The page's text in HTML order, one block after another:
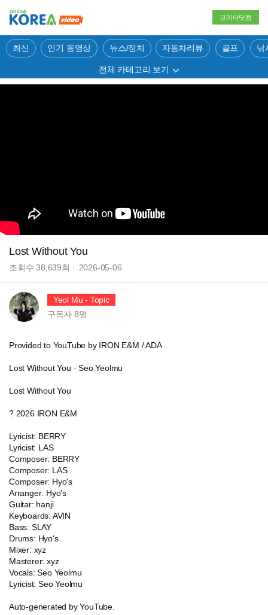
코리아닷컴
최신 인기 동영상 뉴스/정치 자동차리뷰 골프 낚
전체 카테고리 보기
Lost Without You
조회수38,639회 2026-05-06
Yeol Mu - Topic
구독자8명
Provided to YouTube by IRON E&M / ADA
Lost Without You · Seo Yeolmu
Lost Without You
? 2026 IRON E&M
Lyricist: BERRY
Lyricist: LAS
Composer: BERRY
Composer: LAS
Composer: Hyo's
Arranger: Hyo's
Guitar: hanji
Keyboards: AVIN
Bass: SLAY
Drums: Hyo's
Mixer: xyz
Masterer: xyz
Vocals: Seo Yeolmu
Lyricist: Seo Yeolmu
Auto-generated by YouTube.